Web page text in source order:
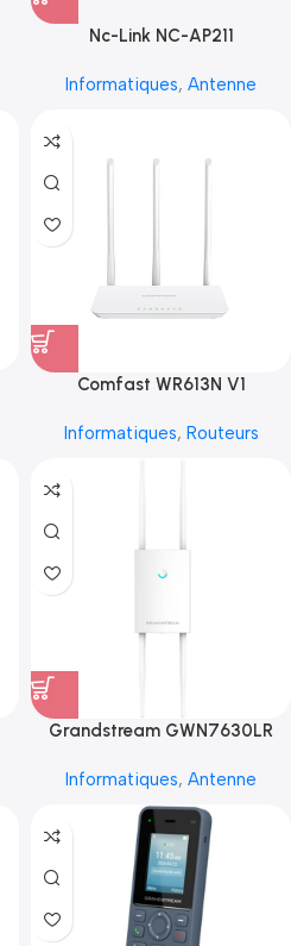
Nc-Link NC-AP211
Informatiques, Antenne
Comfast WR613N V1
Informatiques, Routeurs
Grandstream GWN7630LR
Informatiques, Antenne